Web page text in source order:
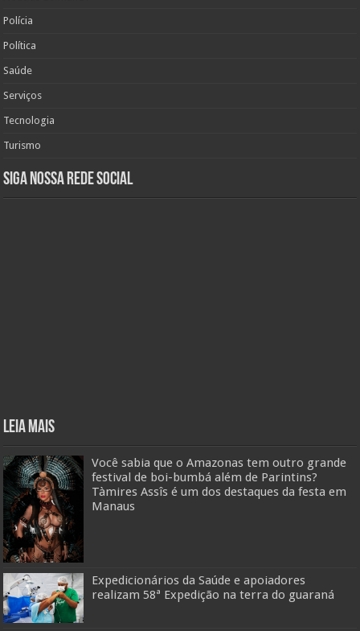
Polícia
Política
Saúde
Serviços
Tecnologia
Turismo
Siga nossa rede social
Leia mais
Você sabia que o Amazonas tem outro grande
festival de boi-bumbá além de Parintins?
Tàmires Assîs é um dos destaques da festa em
Manaus
Expedicionários da Saúde e apoiadores
realizam 58ª Expedição na terra do guaraná